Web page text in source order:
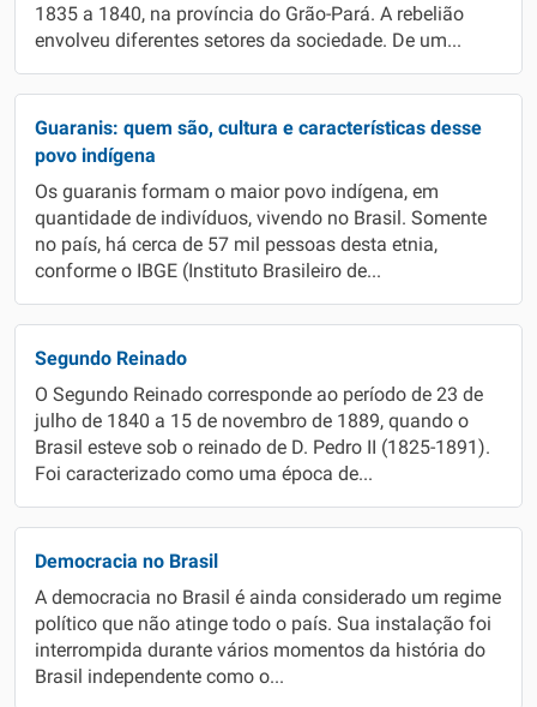
1835 a 1840, na província do Grão-Pará. A rebelião
envolveu diferentes setores da sociedade. De um...
Guaranis: quem são, cultura e características desse
povo indígena
Os guaranis formam o maior povo indígena, em
quantidade de indivíduos, vivendo no Brasil. Somente
no país, há cerca de 57 mil pessoas desta etnia,
conforme o IBGE (Instituto Brasileiro de...
Segundo Reinado
O Segundo Reinado corresponde ao período de 23 de
julho de 1840 a 15 de novembro de 1889, quando o
Brasil esteve sob o reinado de D. Pedro II (1825-1891).
Foi caracterizado como uma época de...
Democracia no Brasil
A democracia no Brasil é ainda considerado um regime
político que não atinge todo o país. Sua instalação foi
interrompida durante vários momentos da história do
Brasil independente como o...